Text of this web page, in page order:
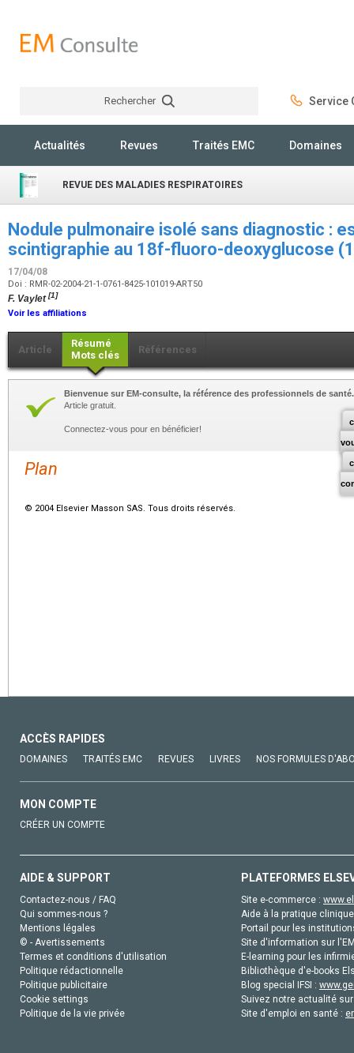
Rechercher Service
Actualités Revues Traités EMC Domaines
REVUE DES MALADIES RESPIRATOIRES
Nodule pulmonaire isolé sans diagnostic :
scintigraphie au 18f-fluoro-deoxyglucose
17/04/08
Doi : RMR-02-2004-21-1-0761-8425-101019-ART50
F. Vaylet[1]
Voir les affiliations
Article
Résumé
Mots clés
Références
Bienvenue sur EM-consulte, la référence des professionnels de santé.
Article gratuit.
Connectez-vous pour en bénéficier!
Plan
© 2004 Elsevier Masson SAS. Tous droits réservés.
ACCÈS RAPIDES
DOMAINES TRAITÉS EMC REVUES LIVRES NOS FORMULES
MON COMPTE
CRÉER UN COMPTE
AIDE & SUPPORT
Contactez-nous / FAQ
Qui sommes-nous ?
Mentions légales
© - Avertissements
Termes et conditions d'utilisation
Politique rédactionnelle
Politique publicitaire
Cookie settings
Politique de la vie privée
PLATEFORMES
Site e-commerce :
Aide à la pratique
Portail pour les
Site d'information sur
E-learning pour les
Bibliothèque d'e-books
Blog special IFSI :
Suivez notre actualité
Site d'emploi en santé :